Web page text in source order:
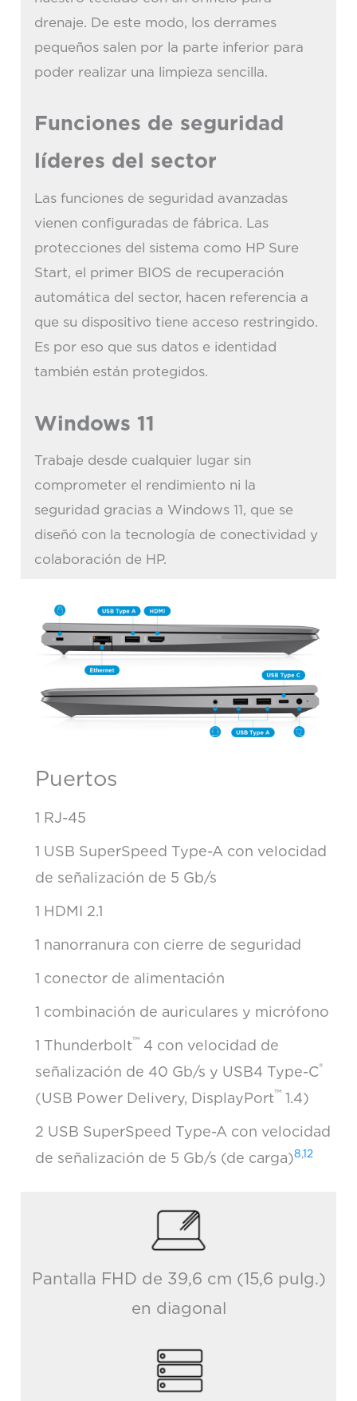
drenaje. De este modo, los derrames
pequeños salen por la parte inferior para
poder realizar una limpieza sencilla.
Funciones de seguridad
líderes del sector
Las funciones de seguridad avanzadas
vienen configuradas de fábrica. Las
protecciones del sistema como HP Sure
Start, el primer BIOS de recuperación
automática del sector, hacen referencia a
que su dispositivo tiene acceso restringido.
Es por eso que sus datos e identidad
también están protegidos.
Windows 11
Trabaje desde cualquier lugar sin
comprometer el rendimiento ni la
seguridad gracias a Windows 11, que se
diseñó con la tecnología de conectividad y
colaboración de HP.
Puertos
1 RJ-45
1 USB SuperSpeed Type-A con velocidad
de señalización de 5 Gb/s
1 HDMI 2.1
1 nanorranura con cierre de seguridad
1 conector de alimentación
1 combinación de auriculares y micrófono
1 Thunderbolt™ 4 con velocidad de
señalización de 40 Gb/s y USB4 Type-C®
(USB Power Delivery, DisplayPort™ 1.4)
2 USB SuperSpeed Type-A con velocidad
de señalización de 5 Gb/s (de carga)8,12
Pantalla FHD de 39,6 cm (15,6 pulg.)
en diagonal